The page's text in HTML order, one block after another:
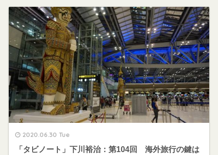
2020.06.30 Tue
「タビノート」下川裕治：第104回 海外旅行の鍵は